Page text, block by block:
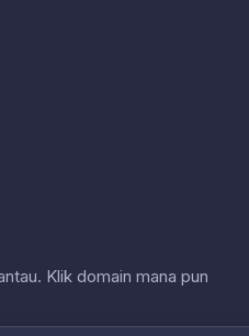
Klik domain mana pun